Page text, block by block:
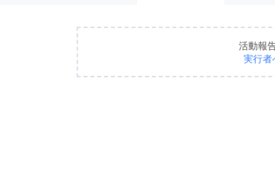
活動報
実行者